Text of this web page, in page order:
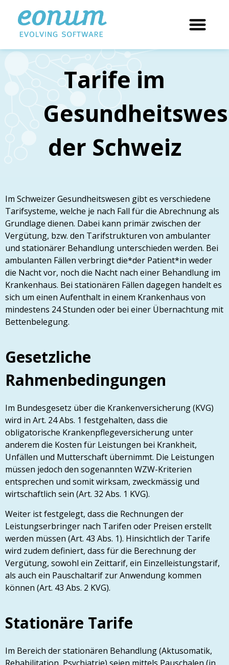
Tarife im
der Schweiz
Im Schweizer Gesundheitswesen gibt es verschiedene
Tarifsysteme, welche je nach Fall für die Abrechnung als
Grundlage dienen. Dabei kann primär zwischen der
Vergütung, bzw. den Tarifstrukturen von ambulanter
und stationärer Behandlung unterschieden werden. Bei
ambulanten Fällen verbringt die*der Patient*in weder
die Nacht vor, noch die Nacht nach einer Behandlung im
Krankenhaus. Bei stationären Fällen dagegen handelt es
sich um einen Aufenthalt in einem Krankenhaus von
mindestens 24 Stunden oder bei einer Übernachtung mit
Bettenbelegung.
Gesetzliche
Rahmenbedingungen
Im Bundesgesetz über die Krankenversicherung (KVG)
wird in Art. 24 Abs. 1 festgehalten, dass die
obligatorische Krankenpflegeversicherung unter
anderem die Kosten für Leistungen bei Krankheit,
Unfällen und Mutterschaft übernimmt. Die Leistungen
müssen jedoch den sogenannten WZW-Kriterien
entsprechen und somit wirksam, zweckmässig und
wirtschaftlich sein (Art. 32 Abs. 1 KVG).
Weiter ist festgelegt, dass die Rechnungen der
Leistungserbringer nach Tarifen oder Preisen erstellt
werden müssen (Art. 43 Abs. 1). Hinsichtlich der Tarife
wird zudem definiert, dass für die Berechnung der
Vergütung, sowohl ein Zeittarif, ein Einzelleistungstarif,
als auch ein Pauschaltarif zur Anwendung kommen
können (Art. 43 Abs. 2 KVG).
Stationäre Tarife
Im Bereich der stationären Behandlung (Aktusomatik,